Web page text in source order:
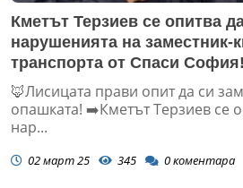
Кметът Терзиев се опитва
нарушенията на заместник-
транспорта от Спаси София!
🦊Лисицата прави опит да си
опашката! ➡️Кметът Терзиев се
нар...
02 март 25 345 0коментара